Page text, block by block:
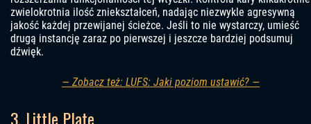
zwielokrotnia ilość zniekształceń, nadając niezwykle agresywną
jakość każdej przewijanej ścieżce. Jeśli to nie wystarczy, umieść
drugą instancję zaraz po pierwszej i jeszcze bardziej podsumuj
dźwięk.
— Zobacz też: LUFS: Jaki poziom ustawić? —
3. Little Plate